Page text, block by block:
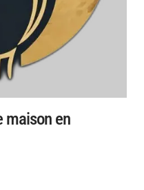
maison en